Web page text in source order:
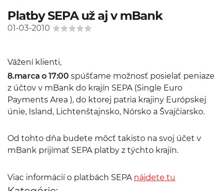
Platby SEPA už aj v mBank
01-03-2010
Vážení klienti,
8.marca o 17:00 spúšťame možnosť posielať peniaze
z účtov v mBank do krajín SEPA (Single Euro
Payments Area ), do ktorej patria krajiny Európskej
únie, Island, Lichtenštajnsko, Nórsko a Švajčiarsko.
Od tohto dňa budete môcť takisto na svoj účet v
mBank prijímať SEPA platby z týchto krajín.
Viac informácií o platbách SEPA nájdete tu